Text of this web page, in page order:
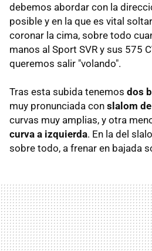
debemos abordar con la
posible y en la que es vital
coronar la cima, sobre todo
manos al Sport SVR y sus 575
queremos salir "volando".
Tras esta subida tenemos dos
muy pronunciada con slalom
curvas muy amplias, y otra
curva a izquierda. En la del
sobre todo, a frenar en bajada